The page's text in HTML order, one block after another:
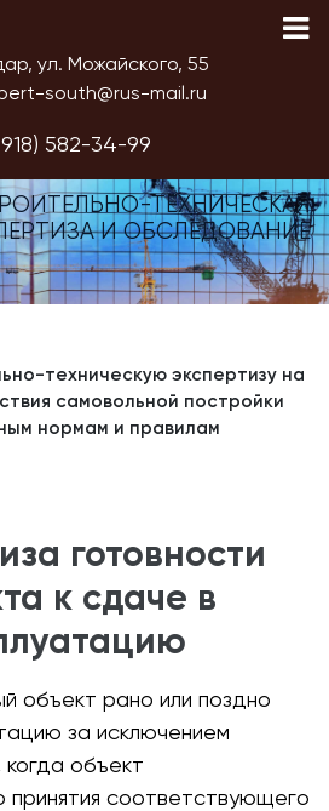
ул. Можайского, 55
south@rus-mail.ru
582-34-99
ТЕХНИЧЕСКАЯ
И ОБСЛЕДОВАНИЕ
техническую экспертизу на
самовольной постройки
нормам и правилам
готовности
к сдаче в
объект рано или поздно
за исключением
объект
соответствующего